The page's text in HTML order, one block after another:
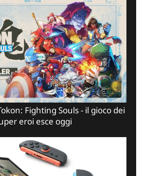
Fighting Souls - il gioco dei
eroi esce oggi